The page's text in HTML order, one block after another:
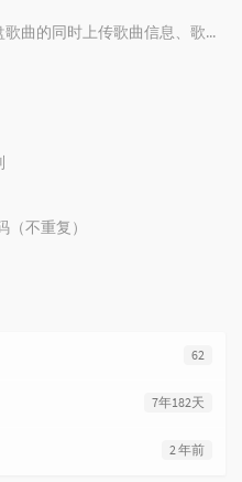
笔记 | 网易云音乐上传云盘歌曲的同时上传歌曲信息、歌词及专辑图
不重复）
62
7年182天
2 年前